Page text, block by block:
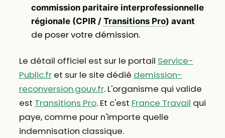
commission paritaire interprofessionnelle
régionale (CPIR / Transitions Pro) avant
de poser votre démission.
Le détail officiel est sur le portail Service-
Public.fret sur le site dédié demission-
reconversion.gouv.fr. L'organisme qui valide
est Transitions Pro. Et c'est France Travail qui
paye, comme pour n'importe quelle
indemnisation classique.